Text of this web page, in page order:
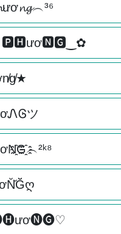
🅿🅷ươ🅽🅶‿✿
ツ